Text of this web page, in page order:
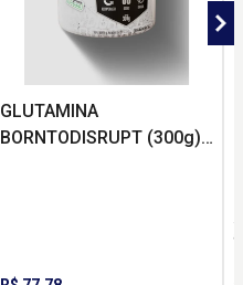
GLUTAMINA
BORNTODISRUPT (300g) -